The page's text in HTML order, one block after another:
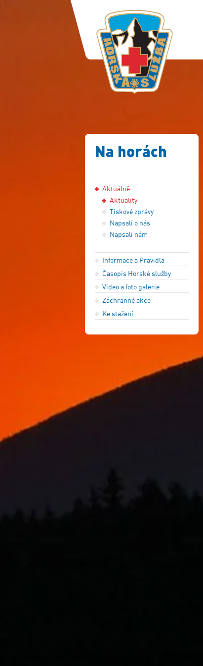
Na horách
Aktuálně
Aktuality
Tiskové zprávy
Napsali o nás
Napsali nám
Informace a Pravidla
Časopis Horské služby
Video a foto galerie
Záchranné akce
Ke stažení